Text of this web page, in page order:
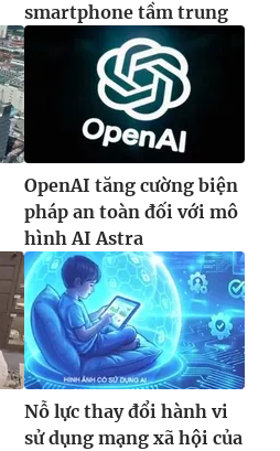
smartphone tầm trung
OpenAI tăng cường biện
pháp an toàn đối với mô
hình AI Astra
Nỗ lực thay đổi hành vi
sử dụng mạng xã hội của